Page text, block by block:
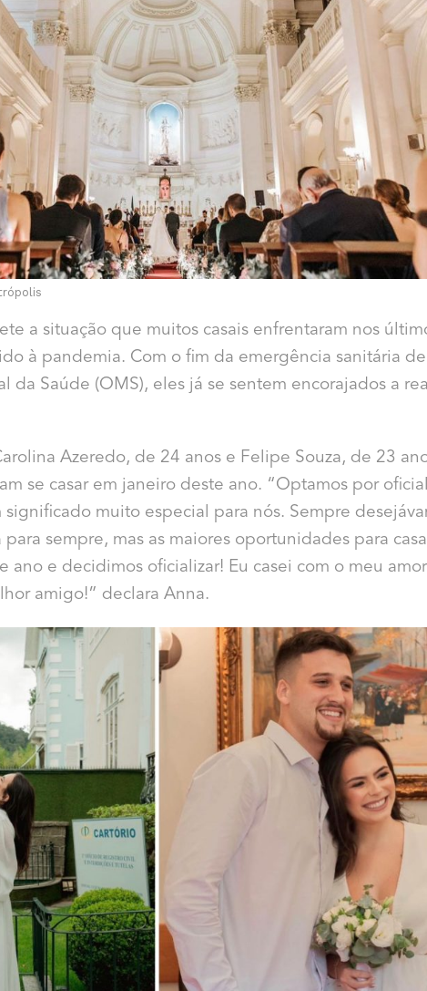
a situação que muitos casais enfrentaram nos
à pandemia. Com o fim da emergência sanitária
da Saúde (OMS), eles já se sentem encorajados a
Azeredo, de 24 anos e Felipe Souza, de 23
se casar em janeiro deste ano. “Optamos por
muito especial para nós. Sempre
para sempre, mas as maiores oportunidades para
ano e decidimos oficializar! Eu casei com o meu
amigo!” declara Anna.